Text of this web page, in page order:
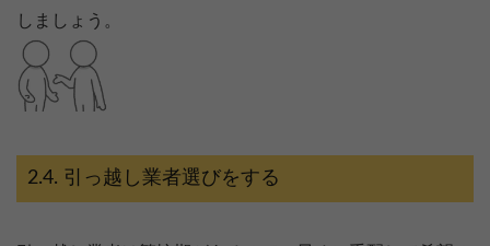
しましょう。
引っ越し業者選びをする